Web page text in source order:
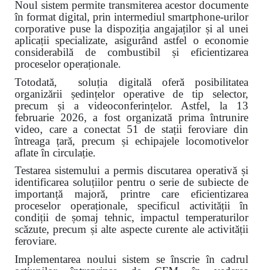
Noul sistem permite transmiterea acestor documente
în format digital, prin intermediul smartphone-urilor
corporative puse la dispoziția angajaților și al unei
aplicații specializate, asigurând astfel o economie
considerabilă de combustibil și eficientizarea
proceselor operaționale.
Totodată, soluția digitală oferă posibilitatea
organizării ședințelor operative de tip selector,
precum și a videoconferințelor. Astfel, la 13
februarie 2026, a fost organizată prima întrunire
video, care a conectat 51 de stații feroviare din
întreaga țară, precum și echipajele locomotivelor
aflate în circulație.
Testarea sistemului a permis discutarea operativă și
identificarea soluțiilor pentru o serie de subiecte de
importanță majoră, printre care eficientizarea
proceselor operaționale, specificul activității în
condiții de șomaj tehnic, impactul temperaturilor
scăzute, precum și alte aspecte curente ale activității
feroviare.
Implementarea noului sistem se înscrie în cadrul